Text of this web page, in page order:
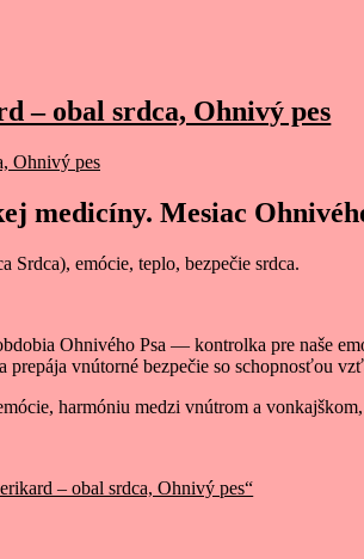
– obal srdca, Ohnivý pes
medicíny. Mesiac
Srdca), emócie, teplo, bezpečie srdca.
Ohnivého Psa — kontrolka pre naše
prepája vnútorné bezpečie so schopnosťou
harmóniu medzi vnútrom a
– obal srdca, Ohnivý pes“